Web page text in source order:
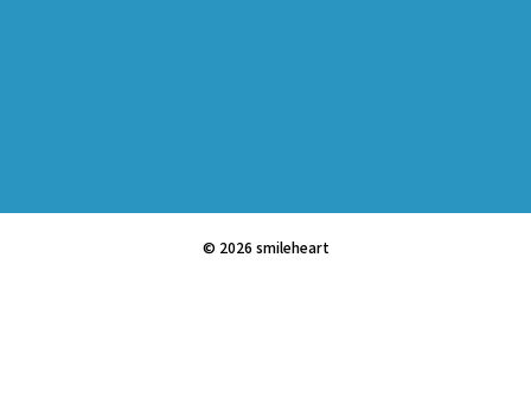
© 2026 smileheart